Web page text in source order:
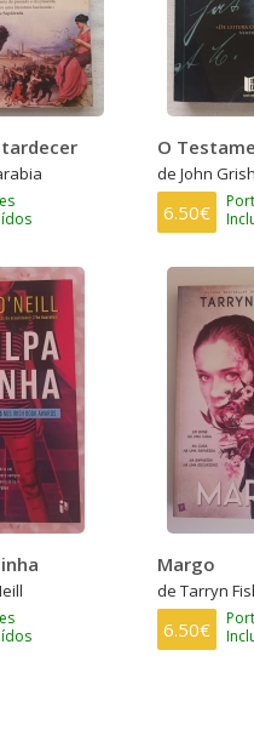
O
de John
6.50€
Margo
de Tarryn
6.50€